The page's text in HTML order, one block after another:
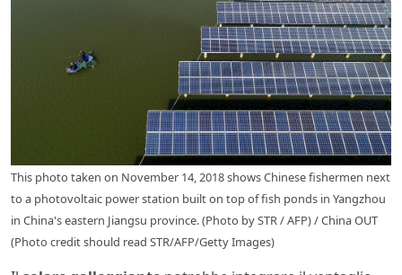
This photo taken on November 14, 2018 shows Chinese fishermen next
to a photovoltaic power station built on top of fish ponds in Yangzhou
in China's eastern Jiangsu province. (Photo by STR / AFP) / China OUT
(Photo credit should read STR/AFP/Getty Images)